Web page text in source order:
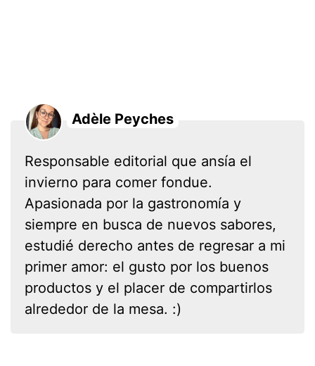
Adèle Peyches
Responsable editorial que ansía el
invierno para comer fondue.
Apasionada por la gastronomía y
siempre en busca de nuevos sabores,
estudié derecho antes de regresar a mi
primer amor: el gusto por los buenos
productos y el placer de compartirlos
alrededor de la mesa. :)